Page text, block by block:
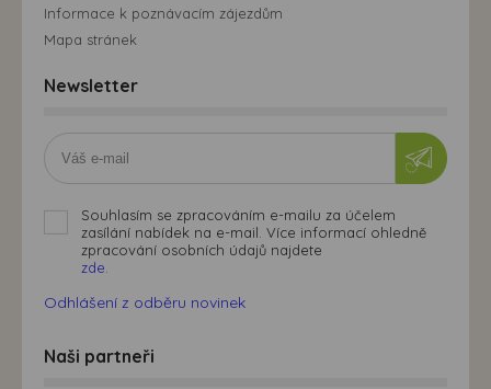
Informace k poznávacím zájezdům
Mapa stránek
Newsletter
Souhlasím se zpracováním e-mailu za účelem
zasílání nabídek na e-mail. Více informací ohledně
zpracování osobních údajů najdete
zde.
Odhlášení z odběru novinek
Naši partneři